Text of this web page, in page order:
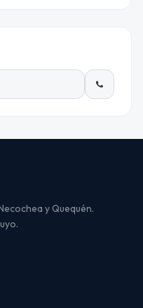
y Quequén.